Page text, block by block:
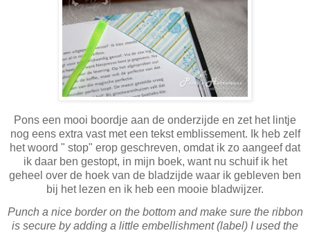
Pons een mooi boordje aan de onderzijde en zet het lintje
nog eens extra vast met een tekst emblissement. Ik heb zelf
het woord " stop" erop geschreven, omdat ik zo aangeef dat
ik daar ben gestopt, in mijn boek, want nu schuif ik het
geheel over de hoek van de bladzijde waar ik gebleven ben
bij het lezen en ik heb een mooie bladwijzer.
Punch a nice border on the bottom and make sure the ribbon
is secure by adding a little embellishment (label) I used the